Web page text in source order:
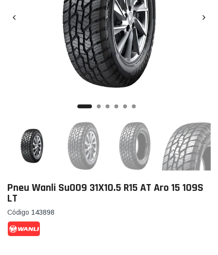
Pneu Wanli Su009 31X10.5 R15 AT Aro 15 109S
LT
Código 143898